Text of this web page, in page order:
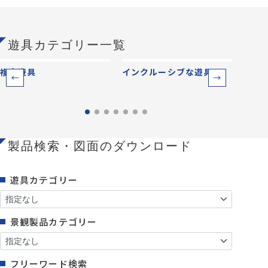
遊具カテゴリー一覧
複合遊具 インクルーシブな遊具
製品検索・図面のダウンロード
遊具カテゴリー
景観製品カテゴリー
フリーワード検索